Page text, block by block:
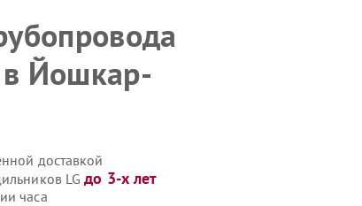
в Йошкар-
доставкой
LGдо 3-х лет
часа